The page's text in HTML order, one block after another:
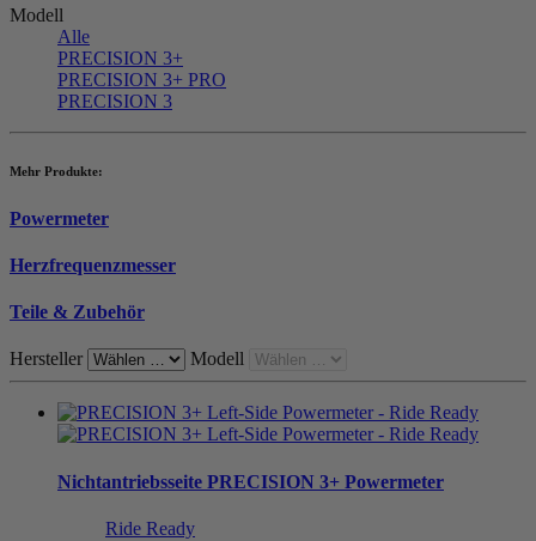
Modell
Alle
PRECISION 3+
PRECISION 3+ PRO
PRECISION 3
Mehr Produkte:
Powermeter
Herzfrequenzmesser
Teile & Zubehör
Hersteller Modell
Nichtantriebsseite PRECISION 3+ Powermeter
Ride Ready